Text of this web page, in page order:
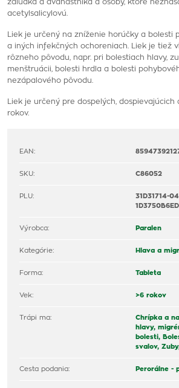
žalúdka a dvanástnika a osoby, ktoré
acetylsalicylovú.
Liek je určený na zníženie horúčky a bolesti
a iných infekčných ochoreniach. Liek je tiež
rôzneho pôvodu, napr. pri bolestiach hlavy,
menštruácii, bolesti hrdla a bolesti
nezápalového pôvodu.
Liek je určený pre dospelých,
rokov.
EAN:
SKU: C86052
PLU:
31D31714-
Výrobca: Paralen
Kategórie: Hlava a
Forma: Tableta
Vek: >6 rokov
Trápi ma: Chrípka a
hlavy,
bolesti,
svalov,
Cesta podania: Perorálne -